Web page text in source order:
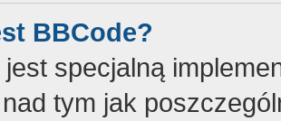
BBCode?
jest specjalną
tym jak